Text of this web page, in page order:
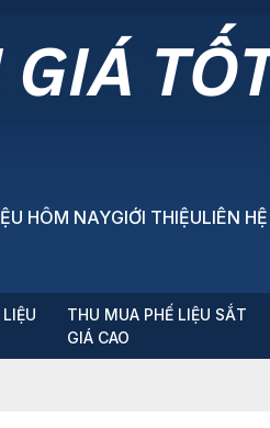
HÔM NAYGIỚI THIỆULIÊN HỆ
THU MUA PHẾ LIỆU SẮT
GIÁ CAO